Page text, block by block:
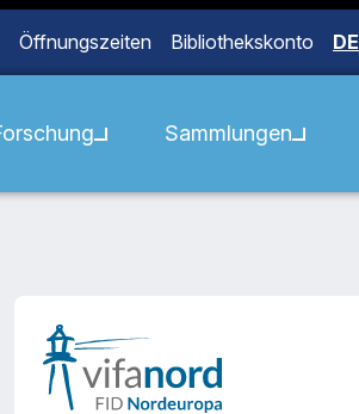
Öffnungszeiten Bibliothekskonto DE
Sammlungen